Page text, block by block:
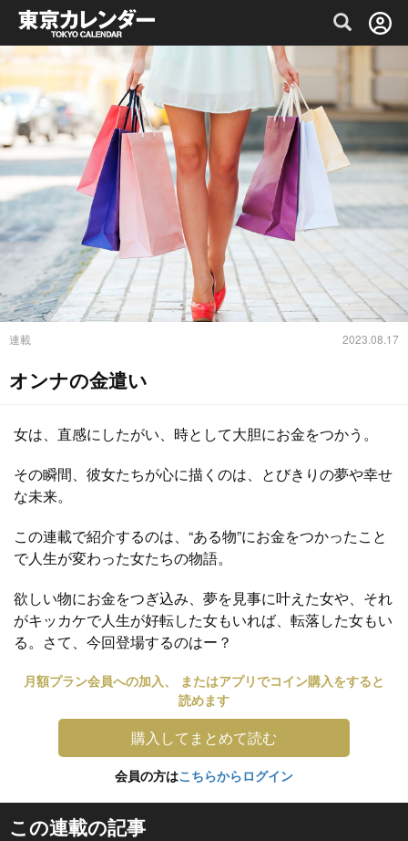
グルメ情報・プレミアムレストラン予約
連載 2023.08.17
オンナの金遣い
女は、直感にしたがい、時として大胆にお金をつかう。
その瞬間、彼女たちが心に描くのは、とびきりの夢や幸せ
な未来。
この連載で紹介するのは、“ある物”にお金をつかったこと
で人生が変わった女たちの物語。
欲しい物にお金をつぎ込み、夢を見事に叶えた女や、それ
がキッカケで人生が好転した女もいれば、転落した女もい
る。さて、今回登場するのはー？
月額プラン会員への加入、 またはアプリでコイン購入をすると
読めます
購入してまとめて読む
会員の方はこちらからログイン
この連載の記事